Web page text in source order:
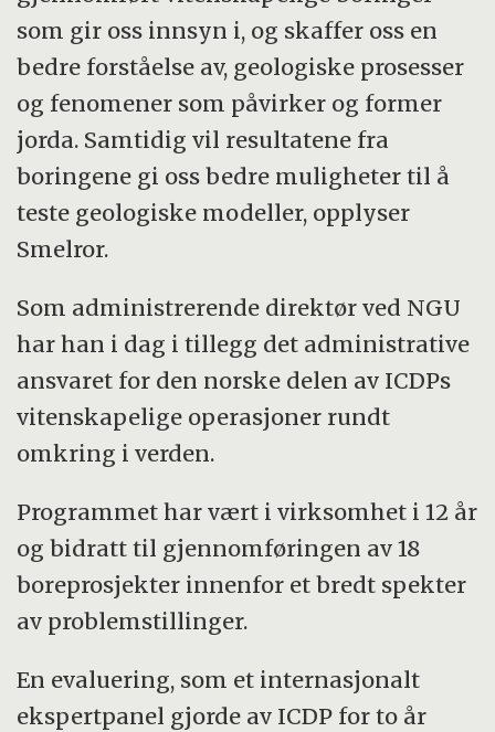
som gir oss innsyn i, og skaffer oss en
bedre forståelse av, geologiske prosesser
og fenomener som påvirker og former
jorda. Samtidig vil resultatene fra
boringene gi oss bedre muligheter til å
teste geologiske modeller, opplyser
Smelror.
Som administrerende direktør ved NGU
har han i dag i tillegg det administrative
ansvaret for den norske delen av ICDPs
vitenskapelige operasjoner rundt
omkring i verden.
Programmet har vært i virksomhet i 12 år
og bidratt til gjennomføringen av 18
boreprosjekter innenfor et bredt spekter
av problemstillinger.
En evaluering, som et internasjonalt
ekspertpanel gjorde av ICDP for to år